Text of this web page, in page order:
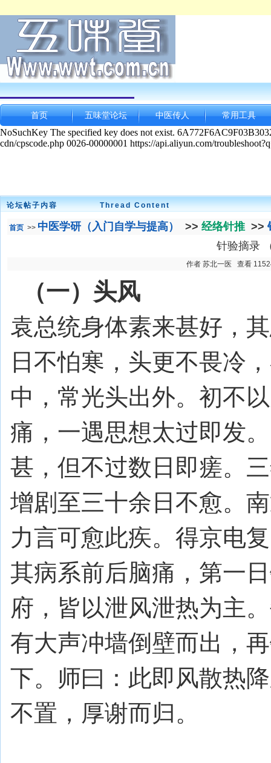
首页 五味堂论坛 中医传人 常用工具
论坛帖子内容Thread Content
首页 >> 中医学研（入门自学与提高） >> 经络针推>>
针验摘录
作者 苏北一医 查看
（一）头风
袁总统身体素来甚好，
日不怕寒，头更不畏冷
中，常光头出外。初不
痛，一遇思想太过即发
甚，但不过数日即瘥。
增剧至三十余日不愈。
力言可愈此疾。得京电
其病系前后脑痛，第一
府，皆以泄风泄热为主
有大声冲墙倒壁而出，
下。师曰：此即风散热
不置，厚谢而归。